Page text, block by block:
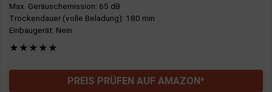
Max. Geräuschemission: 65 dB
Trockendauer (volle Beladung): 180 min
Einbaugerät: Nein
★ ★ ★ ★ ★
PREIS PRÜFEN AUF AMAZON*